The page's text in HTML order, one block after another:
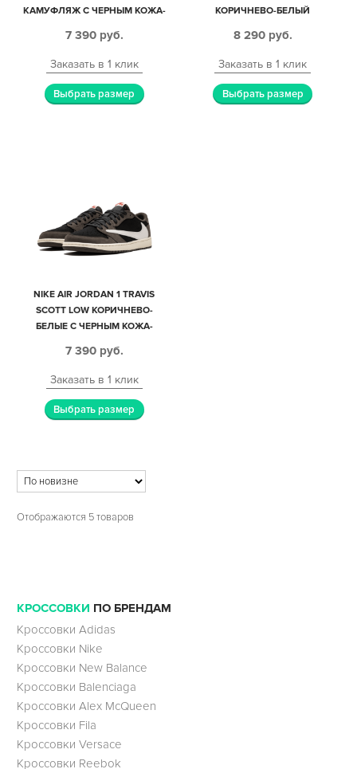
КАМУФЛЯЖ С ЧЕРНЫМ КОЖА-
(35-44)
7 390 руб.
Заказать в 1 клик
Выбрать размер
КОРИЧНЕВО-БЕЛЫЙ
НУБУК МУЖСКИЕ-ЖЕНСКИЕ
(35-44)
8 290 руб.
Заказать в 1 клик
Выбрать размер
NIKE AIR JORDAN 1 TRAVIS
SCOTT LOW КОРИЧНЕВО-
БЕЛЫЕ С ЧЕРНЫМ КОЖА-
7 390 руб.
Заказать в 1 клик
Выбрать размер
Отображаются 5 товаров
КРОССОВКИ ПО БРЕНДАМ
Кроссовки Adidas
Кроссовки Nike
Кроссовки New Balance
Кроссовки Balenciaga
Кроссовки Alex McQueen
Кроссовки Fila
Кроссовки Versace
Кроссовки Reebok